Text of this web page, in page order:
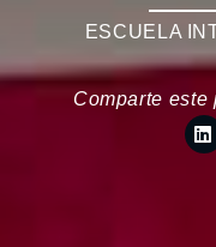
ESCUELA
Comparte este